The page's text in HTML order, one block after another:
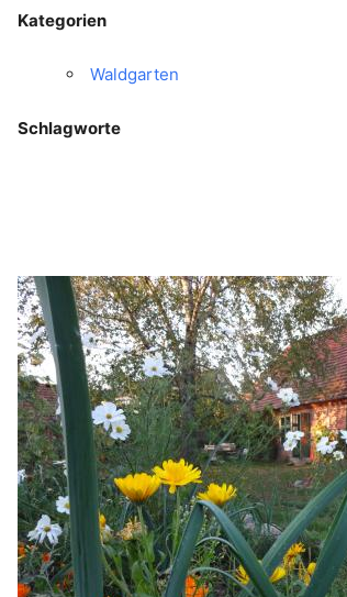
Kategorien
Waldgarten
Schlagworte